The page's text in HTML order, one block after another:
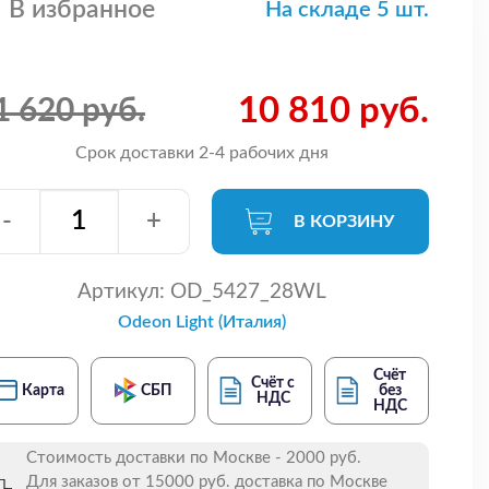
В избранное На складе 5 шт.
620 руб. 10 810 руб.
Срок доставки 2-4 рабочих дня
- + В КОРЗИНУ
Артикул: OD_5427_28WL
Odeon Light (Италия)
Карта СБП
Счёт с
НДС
Счёт
без
НДС
Стоимость доставки по Москве - 2000 руб.
Для заказов от 15000 руб. доставка по Москве